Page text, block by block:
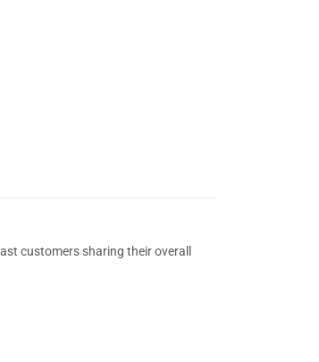
customers sharing their overall